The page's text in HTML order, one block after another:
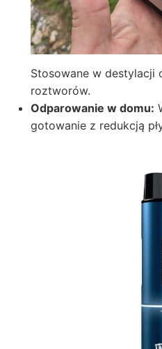
Stosowane w destylacji
roztworów.
Odparowanie w domu:
gotowanie z redukcją